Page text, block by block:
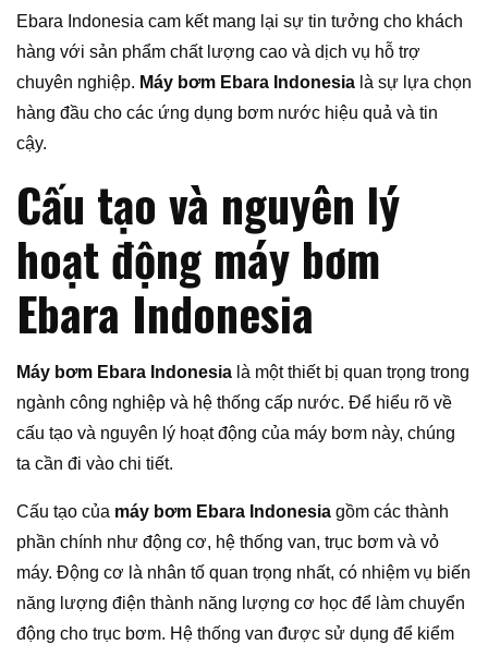
Ebara Indonesia cam kết mang lại sự tin tưởng cho khách
hàng với sản phẩm chất lượng cao và dịch vụ hỗ trợ
chuyên nghiệp. Máy bơm Ebara Indonesia là sự lựa chọn
hàng đầu cho các ứng dụng bơm nước hiệu quả và tin
cậy.
Cấu tạo và nguyên lý
hoạt động máy bơm
Ebara Indonesia
Máy bơm Ebara Indonesia là một thiết bị quan trọng trong
ngành công nghiệp và hệ thống cấp nước. Để hiểu rõ về
cấu tạo và nguyên lý hoạt động của máy bơm này, chúng
ta cần đi vào chi tiết.
Cấu tạo của máy bơm Ebara Indonesia gồm các thành
phần chính như động cơ, hệ thống van, trục bơm và vỏ
máy. Động cơ là nhân tố quan trọng nhất, có nhiệm vụ biến
năng lượng điện thành năng lượng cơ học để làm chuyển
động cho trục bơm. Hệ thống van được sử dụng để kiểm